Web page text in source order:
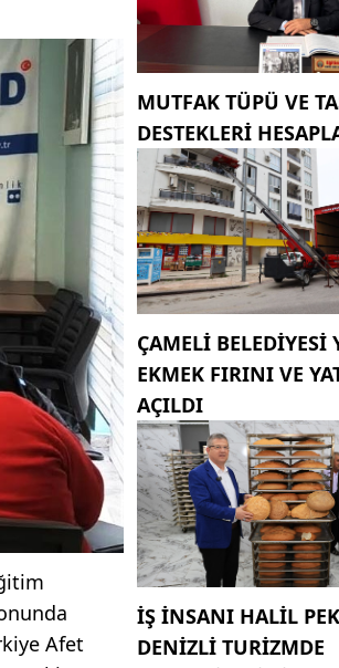
Afet
MUTFAK TÜPÜ VE
DESTEKLERI
ÇAMELI BELEDIYESI
EKMEK FIRINI VE
AÇILDI
İŞ INSANI HALIL
DENIZLI TURIZMDE